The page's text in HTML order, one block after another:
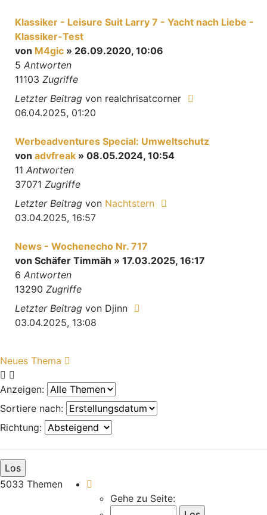
Klassiker - Leisure Suit Larry 7 - Yacht nach Liebe -
Klassiker-Test
von M4gic » 26.09.2020, 10:06
5 Antworten
11103 Zugriffe
Letzter Beitrag von realchrisatcorner
06.04.2025, 01:20
Werbeadventures Special: Umweltschutz
von advfreak » 08.05.2024, 10:54
11 Antworten
37071 Zugriffe
Letzter Beitrag von Nachtstern
03.04.2025, 16:57
News - Wochenecho Nr. 717
von Schäfer Timmäh » 17.03.2025, 16:17
6 Antworten
13290 Zugriffe
Letzter Beitrag von Djinn
03.04.2025, 13:08
Neues Thema
Anzeigen:
Sortiere nach:
Richtung:
5033 Themen
Gehe zu Seite: